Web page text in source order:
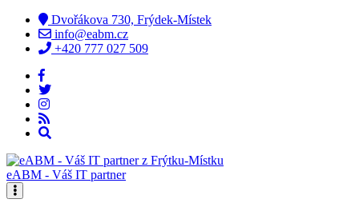
Dvořákova 730, Frýdek-Místek
info@eabm.cz
+420 777 027 509
eABM - Váš IT partner